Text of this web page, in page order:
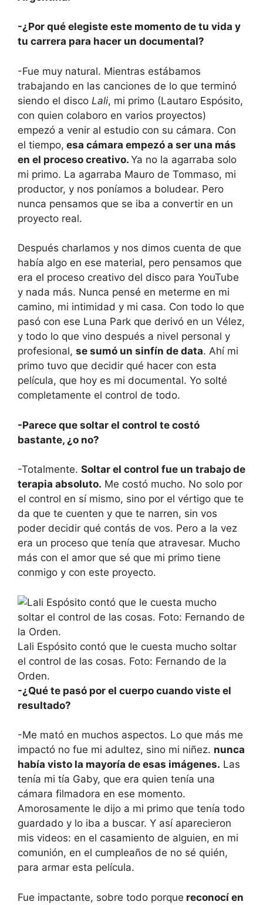
-¿Por qué elegiste este momento de tu vida y
tu carrera para hacer un documental?
-Fue muy natural. Mientras estábamos
trabajando en las canciones de lo que terminó
siendo el disco Lali, mi primo (Lautaro Espósito,
con quien colaboro en varios proyectos)
empezó a venir al estudio con su cámara. Con
el tiempo, esa cámara empezó a ser una más
en el proceso creativo. Ya no la agarraba solo
mi primo. La agarraba Mauro de Tommaso, mi
productor, y nos poníamos a boludear. Pero
nunca pensamos que se iba a convertir en un
proyecto real.
Después charlamos y nos dimos cuenta de que
había algo en ese material, pero pensamos que
era el proceso creativo del disco para YouTube
y nada más. Nunca pensé en meterme en mi
camino, mi intimidad y mi casa. Con todo lo que
pasó con ese Luna Park que derivó en un Vélez,
y todo lo que vino después a nivel personal y
profesional, se sumó un sinfín de data. Ahí mi
primo tuvo que decidir qué hacer con esta
película, que hoy es mi documental. Yo solté
completamente el control de todo.
-Parece que soltar el control te costó
bastante, ¿o no?
-Totalmente. Soltar el control fue un trabajo de
terapia absoluto. Me costó mucho. No solo por
el control en sí mismo, sino por el vértigo que te
da que te cuenten y que te narren, sin vos
poder decidir qué contás de vos. Pero a la vez
era un proceso que tenía que atravesar. Mucho
más con el amor que sé que mi primo tiene
conmigo y con este proyecto.
Lali Espósito contó que le cuesta mucho soltar
el control de las cosas. Foto: Fernando de la
Orden.
-¿Qué te pasó por el cuerpo cuando viste el
resultado?
-Me mató en muchos aspectos. Lo que más me
impactó no fue mi adultez, sino mi niñez. nunca
había visto la mayoría de esas imágenes. Las
tenía mi tía Gaby, que era quien tenía una
cámara filmadora en ese momento.
Amorosamente le dijo a mi primo que tenía todo
guardado y lo iba a buscar. Y así aparecieron
mis videos: en el casamiento de alguien, en mi
comunión, en el cumpleaños de no sé quién,
para armar esta película.
Fue impactante, sobre todo porque reconocí en